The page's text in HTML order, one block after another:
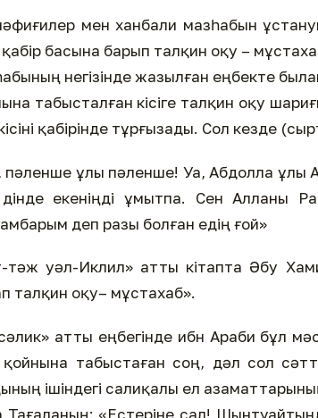
мен ханбали мазһабын
басына барып талқин оқу –
негізінде жазылған еңбекте
табысталған кісіге талқин оқу
қабірінде тұрғызады. Сол кезде
пәленше ұлы пәленше! Уа, Абдолла ұлы
екеніңді ұмытпа. Сен Алланы
деп разы болған едің ғой»
тәж уәл-Иклил» атты кітапта Әбу
талқин оқу– мұстахаб».
атты еңбегінде ибн Араби бұл
табыстаған соң, дәл сол
ішіндегі салиқалы ел
Тағаланың: «Естеріне сал!